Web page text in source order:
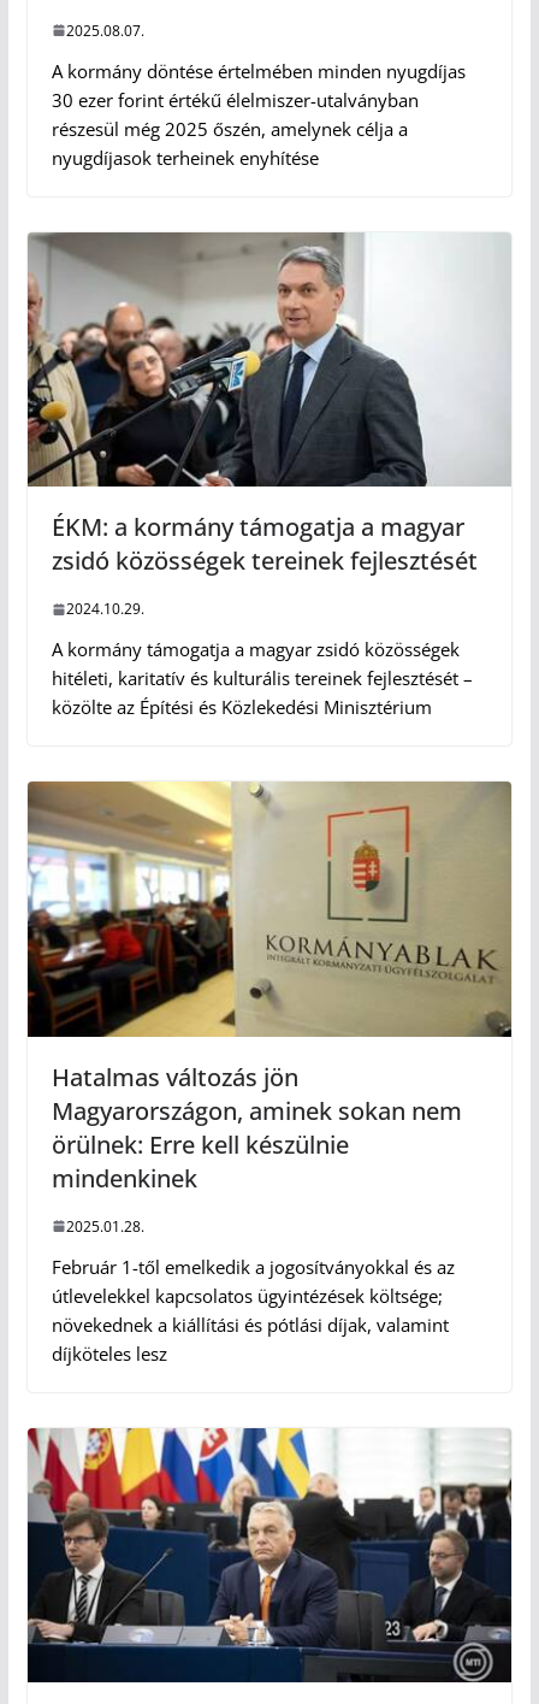
2025.08.07.
A kormány döntése értelmében minden nyugdíjas
30 ezer forint értékű élelmiszer-utalványban
részesül még 2025 őszén, amelynek célja a
nyugdíjasok terheinek enyhítése
ÉKM: a kormány támogatja a magyar
zsidó közösségek tereinek fejlesztését
2024.10.29.
A kormány támogatja a magyar zsidó közösségek
hitéleti, karitatív és kulturális tereinek fejlesztését –
közölte az Építési és Közlekedési Minisztérium
Hatalmas változás jön
Magyarországon, aminek sokan nem
örülnek: Erre kell készülnie
mindenkinek
2025.01.28.
Február 1-től emelkedik a jogosítványokkal és az
útlevelekkel kapcsolatos ügyintézések költsége;
növekednek a kiállítási és pótlási díjak, valamint
díjköteles lesz